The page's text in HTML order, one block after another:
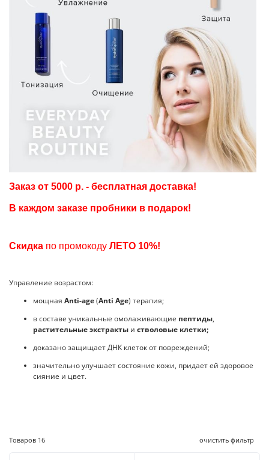
Заказ от 5000 р. - бесплатная доставка!
В каждом заказе пробники в подарок!
Скидка по промокоду ЛЕТО 10%!
Управление возрастом:
мощная Anti-age(Anti Age) терапия;
в составе уникальные омолаживающие пептиды,
растительные экстракты и стволовые клетки;
доказано защищает ДНК клеток от повреждений;
значительно улучшает состояние кожи, придает ей здоровое
сияние и цвет.
Товаров 16 очистить фильтр